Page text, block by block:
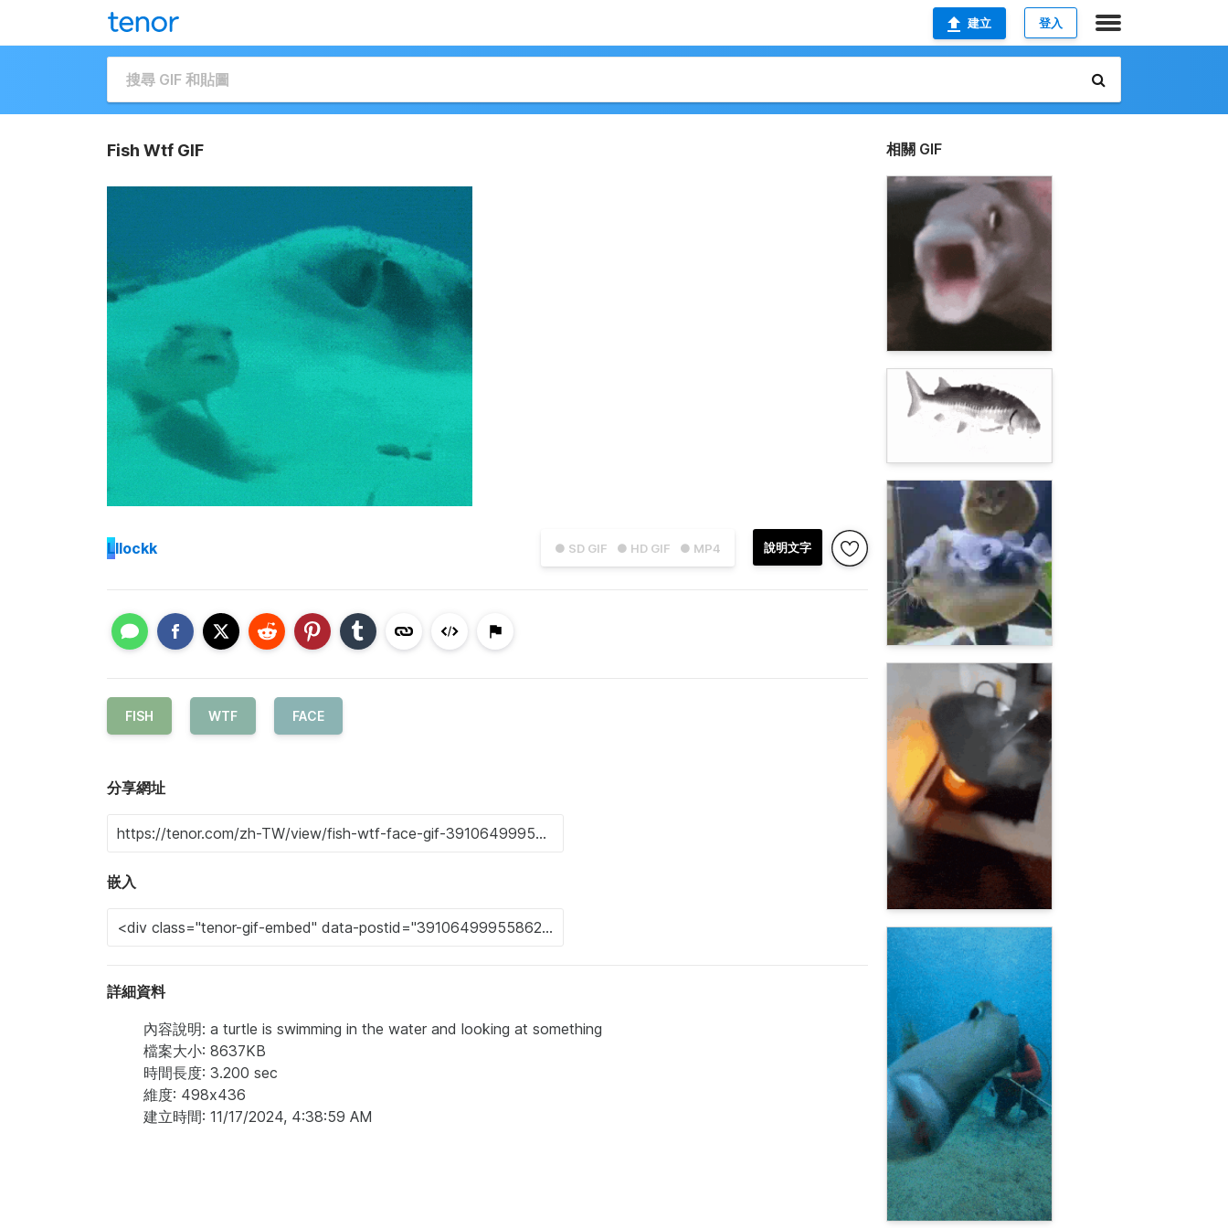
建立 登入
Fish Wtf GIF
● SD GIF ● HD GIF ● MP4 說明文字
Lllockk
FISH WTF FACE
分享網址
嵌入
詳細資料
內容說明: a turtle is swimming in the water and looking at something
檔案大小: 8637KB
時間長度: 3.200 sec
維度: 498x436
建立時間: 11/17/2024, 4:38:59 AM
相關 GIF